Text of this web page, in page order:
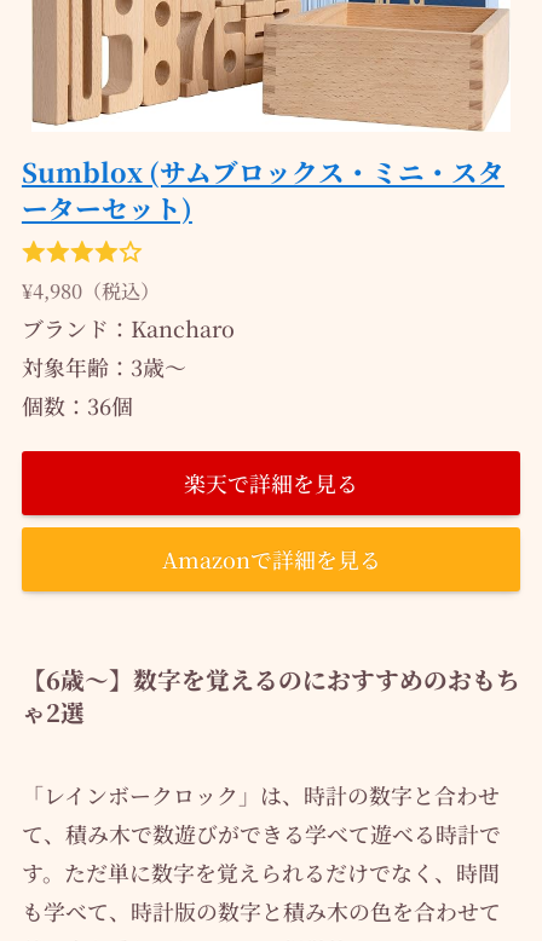
Sumblox (サムブロックス・ミニ・スタ
ーターセット)
¥4,980（税込）
ブランド：Kancharo
対象年齢：‎3歳～
個数：36個
楽天で詳細を見る
Amazonで詳細を見る
【6歳～】数字を覚えるのにおすすめのおもち
ゃ2選
「レインボークロック」は、時計の数字と合わせ
て、積み木で数遊びができる学べて遊べる時計で
す。ただ単に数字を覚えられるだけでなく、時間
も学べて、時計版の数字と積み木の色を合わせて